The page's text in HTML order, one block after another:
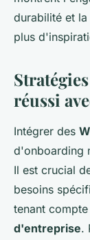
durabilité et
plus
réussi
Intégrer des
d'onboarding
Il est crucial
besoins
tenant
d'entreprise.